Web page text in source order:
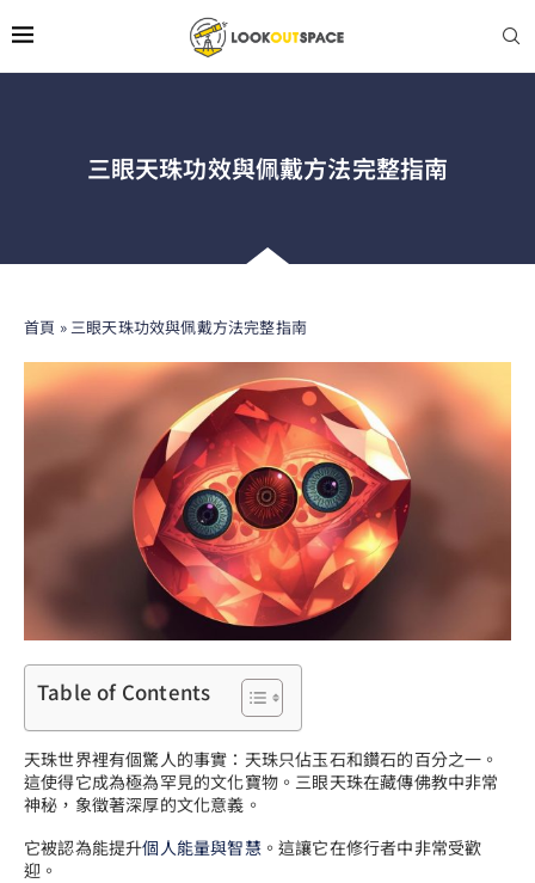
三眼天珠功效與佩戴方法完整指南
首頁 »三眼天珠功效與佩戴方法完整指南
Table of Contents
天珠世界裡有個驚人的事實：天珠只佔玉石和鑽石的百分之一。
這使得它成為極為罕見的文化寶物。三眼天珠在藏傳佛教中非常
神秘，象徵著深厚的文化意義。
它被認為能提升個人能量與智慧。這讓它在修行者中非常受歡
迎。